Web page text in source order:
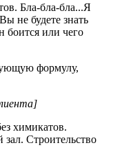
Бла-бла-бла...Я
не будете знать
боится или чего
формулу,
химикатов.
Строительство